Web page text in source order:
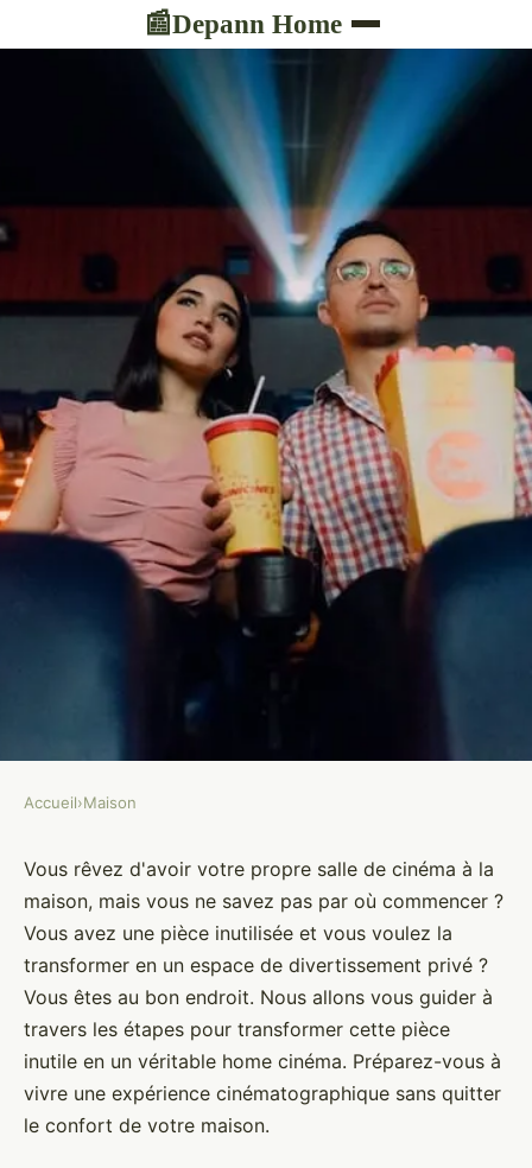
📰Depann Home
Comment transformer une pièce
inutilisée en salle de cinéma
maison ?
Éva•5 juin 2024•6 min de lecture
Accueil›Maison
Vous rêvez d'avoir votre propre salle de cinéma à la
maison, mais vous ne savez pas par où commencer ?
Vous avez une pièce inutilisée et vous voulez la
transformer en un espace de divertissement privé ?
Vous êtes au bon endroit. Nous allons vous guider à
travers les étapes pour transformer cette pièce
inutile en un véritable home cinéma. Préparez-vous à
vivre une expérience cinématographique sans quitter
le confort de votre maison.